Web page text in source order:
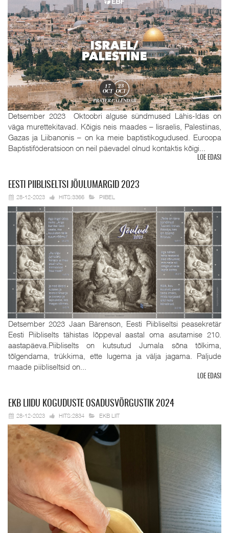
Detsember 2023 Oktoobri alguse sündmused Lähis-Idas on
väga murettekitavad. Kõigis neis maades – Iisraelis, Palestiinas,
Gazas ja Liibanonis – on ka meie baptistikogudused. Euroopa
Baptistiföderatsioon on neil päevadel olnud kontaktis kõigi...
LOE EDASI
EESTI PIIBLISELTSI JÕULUMARGID 2023
28-12-2023 HITS:3366 PIIBEL
Detsember 2023 Jaan Bärenson, Eesti Piibliseltsi peasekretär
Eesti Piibliselts tähistas lõppeval aastal oma asutamise 210.
aastapäeva.Piibliselts on kutsutud Jumala sõna tõlkima,
tõlgendama, trükkima, ette lugema ja välja jagama. Paljude
maade piibliseltsid on...
LOE EDASI
EKB LIIDU KOGUDUSTE OSADUSVÕRGUSTIK 2024
28-12-2023 HITS:2834 EKB LIIT